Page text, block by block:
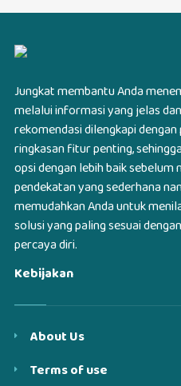
Jungkat membantu Anda
melalui informasi yang jelas
rekomendasi dilengkapi
ringkasan fitur penting,
opsi dengan lebih baik
pendekatan yang sederhana
memudahkan Anda untuk
solusi yang paling sesuai
percaya diri.
Kebijakan
About Us
Terms of use